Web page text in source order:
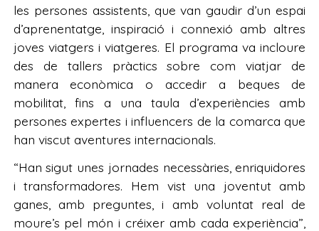
les persones assistents, que van gaudir d’un espai
d’aprenentatge, inspiració i connexió amb altres
joves viatgers i viatgeres. El programa va incloure
des de tallers pràctics sobre com viatjar de
manera econòmica o accedir a beques de
mobilitat, fins a una taula d’experiències amb
persones expertes i influencers de la comarca que
han viscut aventures internacionals.
“Han sigut unes jornades necessàries, enriquidores
i transformadores. Hem vist una joventut amb
ganes, amb preguntes, i amb voluntat real de
moure’s pel món i créixer amb cada experiència”,